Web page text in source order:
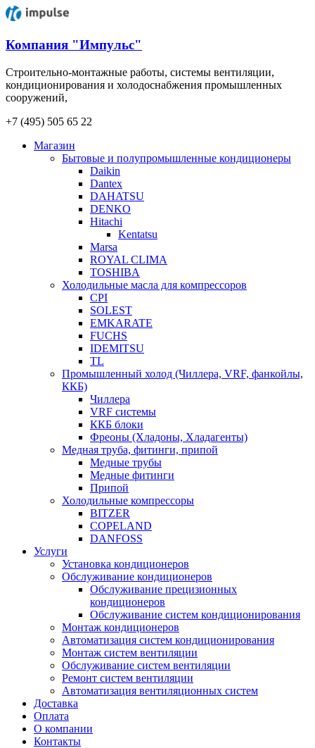
Компания "Импульс"
Строительно-монтажные работы, системы вентиляции,
кондиционирования и холодоснабжения промышленных
сооружений,
+7 (495) 505 65 22
Магазин
Бытовые и полупромышленные кондиционеры
Daikin
Dantex
DAHATSU
DENKO
Hitachi
Kentatsu
Marsa
ROYAL CLIMA
TOSHIBA
Холодильные масла для компрессоров
CPI
SOLEST
EMKARATE
FUCHS
IDEMITSU
TL
Промышленный холод (Чиллера, VRF, фанкойлы,
ККБ)
Чиллера
VRF системы
ККБ блоки
Фреоны (Хладоны, Хладагенты)
Медная труба, фитинги, припой
Медные трубы
Медные фитинги
Припой
Холодильные компрессоры
BITZER
COPELAND
DANFOSS
Услуги
Установка кондиционеров
Обслуживание кондиционеров
Обслуживание прецизионных
кондиционеров
Обслуживание систем кондиционирования
Монтаж кондиционеров
Автоматизация систем кондиционирования
Монтаж систем вентиляции
Обслуживание систем вентиляции
Ремонт систем вентиляции
Автоматизация вентиляционных систем
Доставка
Оплата
О компании
Контакты